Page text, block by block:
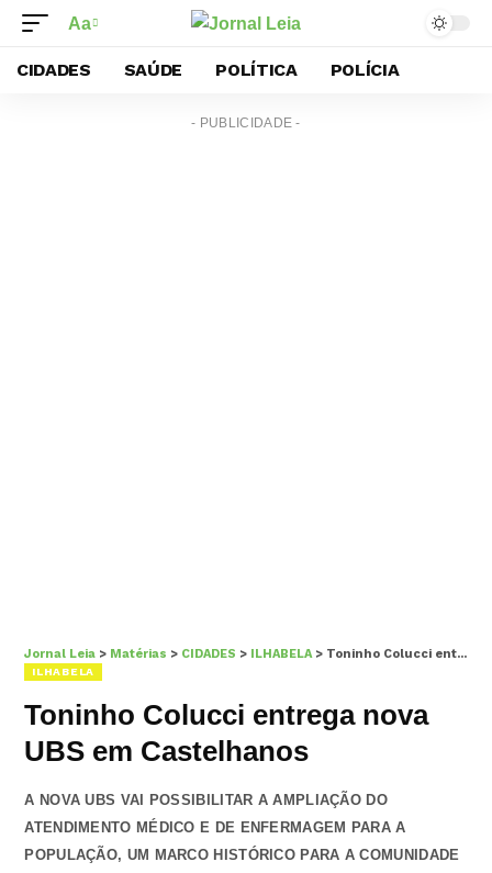
Aa
CIDADES SAÚDE POLÍTICA POLÍCIA
- PUBLICIDADE -
Jornal Leia > Matérias > CIDADES > ILHABELA> Toninho Colucci entrega nova UBS em Castelhanos
ILHABELA
Toninho Colucci entrega nova
UBS em Castelhanos
A NOVA UBS VAI POSSIBILITAR A AMPLIAÇÃO DO
ATENDIMENTO MÉDICO E DE ENFERMAGEM PARA A
POPULAÇÃO, UM MARCO HISTÓRICO PARA A COMUNIDADE